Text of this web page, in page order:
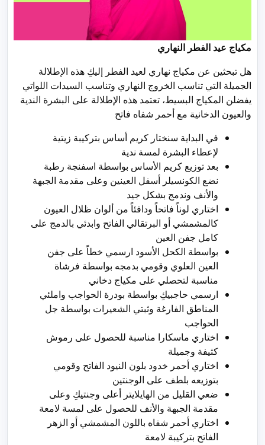
مكياج عيد الفطر النهاري
هل تبحثين عن مكياج نهاري لعيد الفطر إليكِ هذه الإطلالة
الجميلة التي تناسب الخروج النهاري وتناسب السيدات اللواتي
يفضلن المكياج البسيط، تعتمد هذه الإطلالة على البشرة الندية
والعيون الدخانية مع أحمر شفاه فاتح
في البداية سنختار كريم أساس بتركيبة زيتية
لإعطاء البشرة لمسة ندية
بعد توزيع كريم الأساس بواسطة اسفنجة رطبة
نضع الكونسيلر أسفل العينين وعلى مقدمة الجبهة
والأنف وندمج بشكل جيد
اختاري لوناً فاتحاً ودافئاً من ألوان ظلال العيون
كالمشمشي أو البرتقالي الفاتح وابدئي بالدمج على
كامل جفن العين
بواسطة الكحل الأسود ارسمي خطاً على جفن
العين العلوي وقومي بدمجه بواسطة فرشاة
مناسبة لتحصلي على مكياج دخاني
ارسمي حاجبيكِ بواسطة بودرة الحواجب واملئي
المناطق الفارغة وثبتي الشعيرات بواسطة جل
الحواجب
اختاري ماسكارا مناسبة للحصول على رموش
كثيفة وجميلة
اختاري أحمر خدود بلون النيود الفاتح وقومي
بتوزيعه بلطف على الوجنتين
ضعي القليل من الهايلايتر أعلى وجنتيكِ وعلى
مقدمة الجبهة والأنف للحصول على لمسة لامعة
اختاري أحمر شفاه باللون المشمشي أو الزهر
الفاتح بتركيبة لامعة